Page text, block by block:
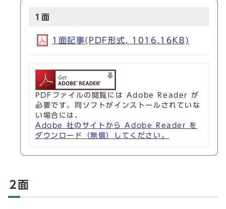
1面
1面記事(PDF形式, 1016.16KB)
PDFファイルの閲覧には Adobe Reader が
必要です。同ソフトがインストールされていな
い場合には、
Adobe 社のサイトから Adobe Reader を
ダウンロード（無償）してください。
2面